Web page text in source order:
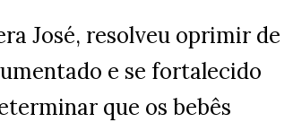
José, resolveu oprimir de
e se fortalecido
que os bebês